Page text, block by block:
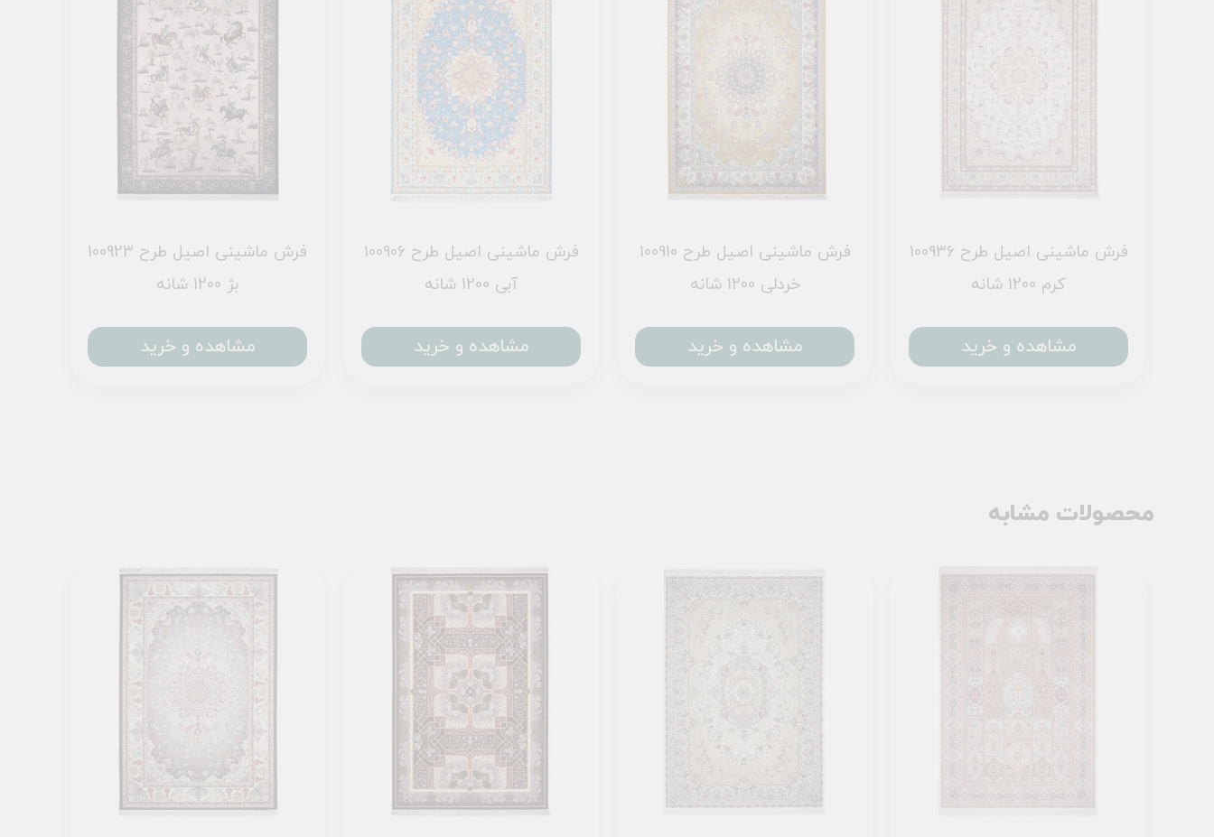
فرش ماشینی اصیل طرح 100923
بژ 1200 شانه
مشاهده و خرید
فرش ماشینی اصیل طرح 100906
آبی 1200 شانه
مشاهده و خرید
فرش ماشینی اصیل طرح 100910
خردلی 1200 شانه
مشاهده و خرید
فرش ماشینی اصیل طرح 100936
کرم 1200 شانه
مشاهده و خرید
محصولات مشابه